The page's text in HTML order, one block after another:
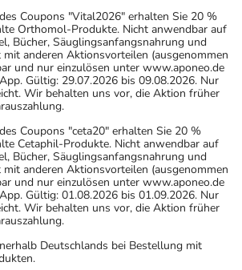
Coupons "Vital2026" erhalten Sie 20 %
Orthomol-Produkte. Nicht anwendbar auf
Bücher, Säuglingsanfangsnahrung und
anderen Aktionsvorteilen (ausgenommen
und nur einzulösen unter www.aponeo.de
Gültig: 29.07.2026 bis 09.08.2026. Nur
Wir behalten uns vor, die Aktion früher
Coupons "ceta20" erhalten Sie 20 %
Cetaphil-Produkte. Nicht anwendbar auf
Bücher, Säuglingsanfangsnahrung und
anderen Aktionsvorteilen (ausgenommen
und nur einzulösen unter www.aponeo.de
Gültig: 01.08.2026 bis 01.09.2026. Nur
Wir behalten uns vor, die Aktion früher
Deutschlands bei Bestellung mit